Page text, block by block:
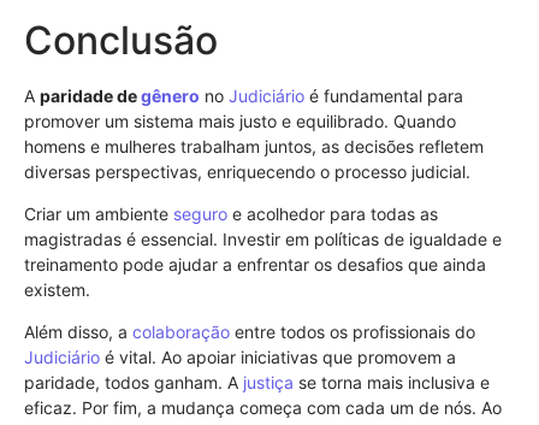
Conclusão
A paridade degênero no Judiciário é fundamental para
promover um sistema mais justo e equilibrado. Quando
homens e mulheres trabalham juntos, as decisões refletem
diversas perspectivas, enriquecendo o processo judicial.
Criar um ambiente seguro e acolhedor para todas as
magistradas é essencial. Investir em políticas de igualdade e
treinamento pode ajudar a enfrentar os desafios que ainda
existem.
Além disso, a colaboração entre todos os profissionais do
Judiciário é vital. Ao apoiar iniciativas que promovem a
paridade, todos ganham. A justiça se torna mais inclusiva e
eficaz. Por fim, a mudança começa com cada um de nós. Ao